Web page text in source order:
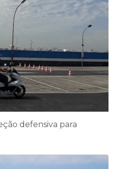
defensiva para